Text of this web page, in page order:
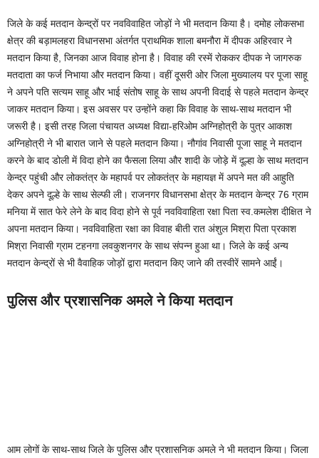
जिले के कई मतदान केन्द्रों पर नवविवाहित जोड़ों ने भी मतदान किया है। दमोह लोकसभा
क्षेत्र की बड़ामलहरा विधानसभा अंतर्गत प्राथमिक शाला बमनौरा में दीपक अहिरवार ने
मतदान किया है, जिनका आज विवाह होना है। विवाह की रस्में रोककर दीपक ने जागरुक
मतदाता का फर्ज निभाया और मतदान किया। वहीं दूसरी ओर जिला मुख्यालय पर पूजा साहू
ने अपने पति सत्यम साहू और भाई संतोष साहू के साथ अपनी विदाई से पहले मतदान केन्द्र
जाकर मतदान किया। इस अवसर पर उन्होंने कहा कि विवाह के साथ-साथ मतदान भी
जरूरी है। इसी तरह जिला पंचायत अध्यक्ष विद्या-हरिओम अग्निहोत्री के पुत्र आकाश
अग्निहोत्री ने भी बारात जाने से पहले मतदान किया। नौगांव निवासी पूजा साहू ने मतदान
करने के बाद डोली में विदा होने का फैसला लिया और शादी के जोड़े में दूल्हा के साथ मतदान
केन्द्र पहुंची और लोकतंत्र के महापर्व पर लोकतंत्र के महायज्ञ में अपने मत की आहुति
देकर अपने दूल्हे के साथ सेल्फी ली। राजनगर विधानसभा क्षेत्र के मतदान केन्द्र 76 ग्राम
मनिया में सात फेरे लेने के बाद विदा होने से पूर्व नवविवाहिता रक्षा पिता स्व.कमलेश दीक्षित ने
अपना मतदान किया। नवविवाहिता रक्षा का विवाह बीती रात अंशुल मिश्रा पिता प्रकाश
मिश्रा निवासी ग्राम टहनगा लवकुशनगर के साथ संपन्न हुआ था। जिले के कई अन्य
मतदान केन्द्रों से भी वैवाहिक जोड़ों द्वारा मतदान किए जाने की तस्वीरें सामने आईं।
पुलिस और प्रशासनिक अमले ने किया मतदान
आम लोगों के साथ-साथ जिले के पुलिस और प्रशासनिक अमले ने भी मतदान किया। जिला